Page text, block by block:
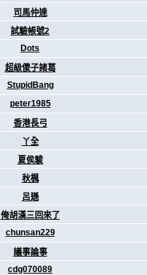
司馬仲達
試驗帳號2
Dots
超級傻子諸葛
StupidBang
peter1985
香港長弓
丫全
夏侯駿
秋楓
呂遜
俺胡漢三回來了
chunsan229
議事論事
cdg070089